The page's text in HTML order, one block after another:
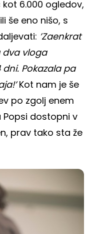
6.000 ogledov,
še eno nišo, s
’Zaenkrat
dva vloga
Pokazala pa
Kot nam je še
po zgolj enem
Popsi dostopni v
prav tako sta že